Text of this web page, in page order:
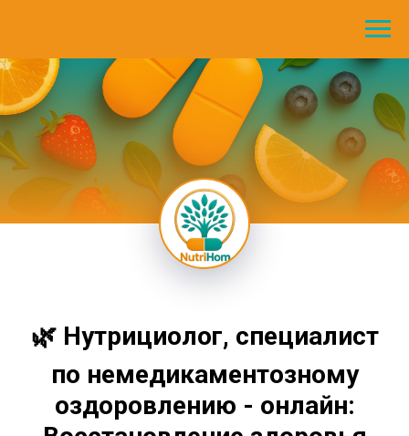
🌿 Нутрициолог, специалист
по немедикаментозному
оздоровлению - онлайн: